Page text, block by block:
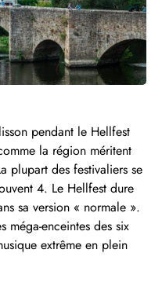
pendant le Hellfest
la région méritent
plupart des festivaliers se
4. Le Hellfest dure
sa version « normale ».
méga-enceintes des six
extrême en plein